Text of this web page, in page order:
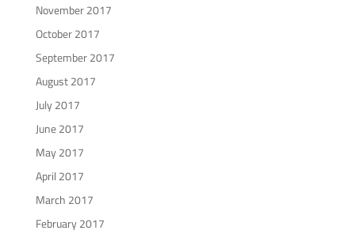
November 2017
October 2017
September 2017
August 2017
July 2017
June 2017
May 2017
April 2017
March 2017
February 2017